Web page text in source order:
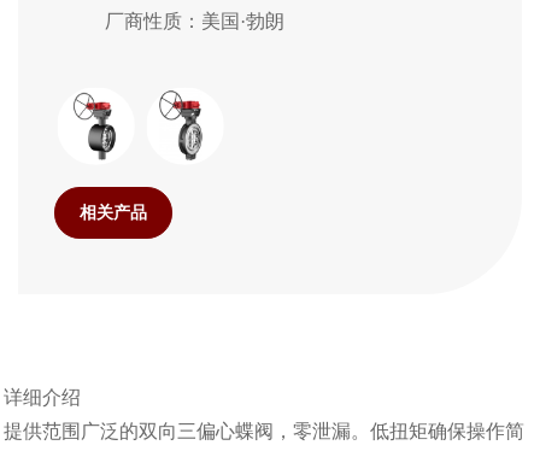
厂商性质：美国·勃朗
相关产品
详细介绍
提供范围广泛的双向三偏心蝶阀，零泄漏。低扭矩确保操作简